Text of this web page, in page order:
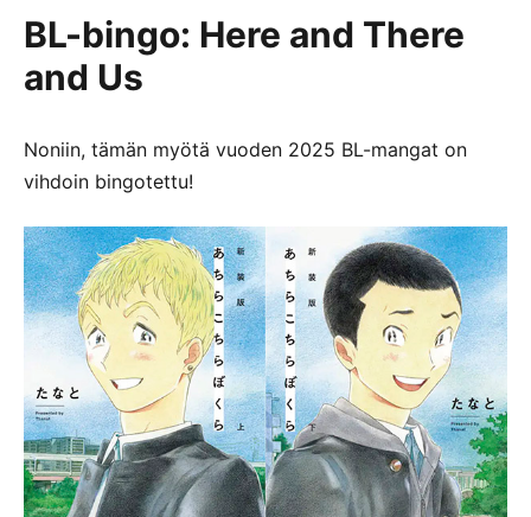
BL-bingo: Here and There
and Us
Noniin, tämän myötä vuoden 2025 BL-mangat on
vihdoin bingotettu!